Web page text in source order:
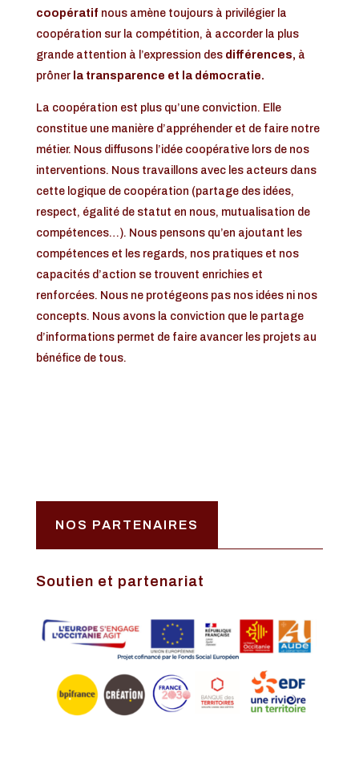
coopératif nous amène toujours à privilégier la
coopération sur la compétition, à accorder la plus
grande attention à l’expression desdifférences, à
prôner la transparence et la démocratie.
La coopération est plus qu’une conviction. Elle
constitue une manière d’appréhender et de faire notre
métier. Nous diffusons l’idée coopérative lors de nos
interventions. Nous travaillons avec les acteurs dans
cette logique de coopération (partage des idées,
respect, égalité de statut en nous, mutualisation de
compétences…). Nous pensons qu’en ajoutant les
compétences et les regards, nos pratiques et nos
capacités d’action se trouvent enrichies et
renforcées. Nous ne protégeons pas nos idées ni nos
concepts. Nous avons la conviction que le partage
d’informations permet de faire avancer les projets au
bénéfice de tous.
NOS PARTENAIRES
Soutien et partenariat